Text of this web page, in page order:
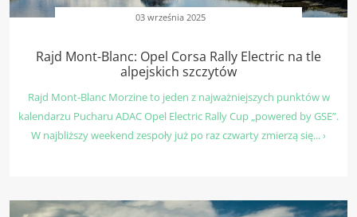
03 września 2025
Rajd Mont-Blanc: Opel Corsa Rally Electric na tle
alpejskich szczytów
Rajd Mont-Blanc Morzine to jeden z najważniejszych punktów w
kalendarzu Pucharu ADAC Opel Electric Rally Cup „powered by GSE”.
W najbliższy weekend zespoły już po raz czwarty zmierzą się... ›